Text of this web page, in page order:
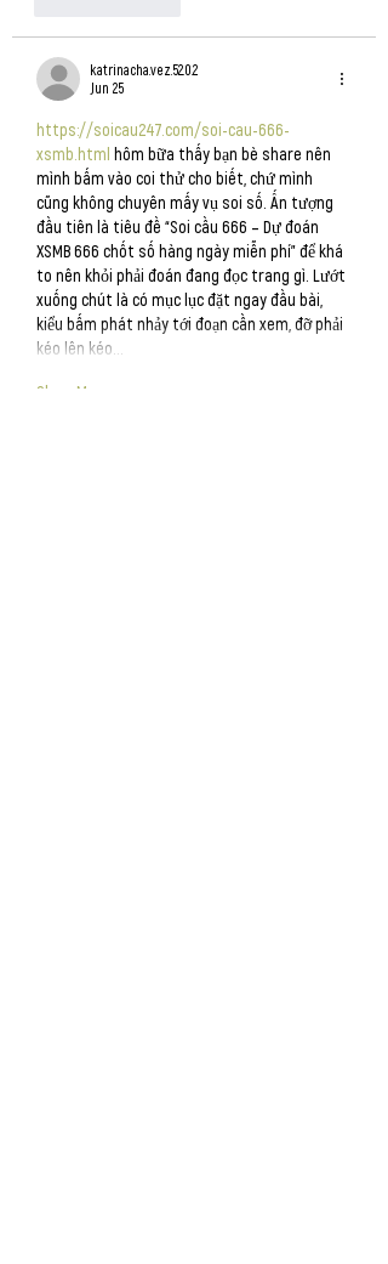
katrinacha.vez.52.0.2
Jun 25
https://soicau247.com/soi-cau-666-
xsmb.html hôm bữa thấy bạn bè share nên
mình bấm vào coi thử cho biết, chứ mình
cũng không chuyên mấy vụ soi số. Ấn tượng
đầu tiên là tiêu đề “Soi cầu 666 – Dự đoán
XSMB 666 chốt số hàng ngày miễn phí” để khá
to nên khỏi phải đoán đang đọc trang gì. Lướt
xuống chút là có mục lục đặt ngay đầu bài,
kiểu bấm phát nhảy tới đoạn cần xem, đỡ phải
kéo lên kéo…
Show More